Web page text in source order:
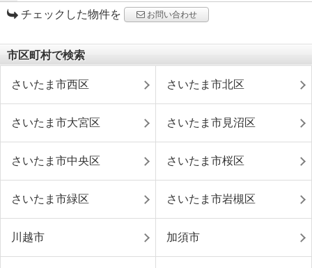
チェックした物件を お問い合わせ
市区町村で検索
さいたま市西区 さいたま市北区
さいたま市大宮区 さいたま市見沼区
さいたま市中央区 さいたま市桜区
さいたま市緑区 さいたま市岩槻区
川越市 加須市